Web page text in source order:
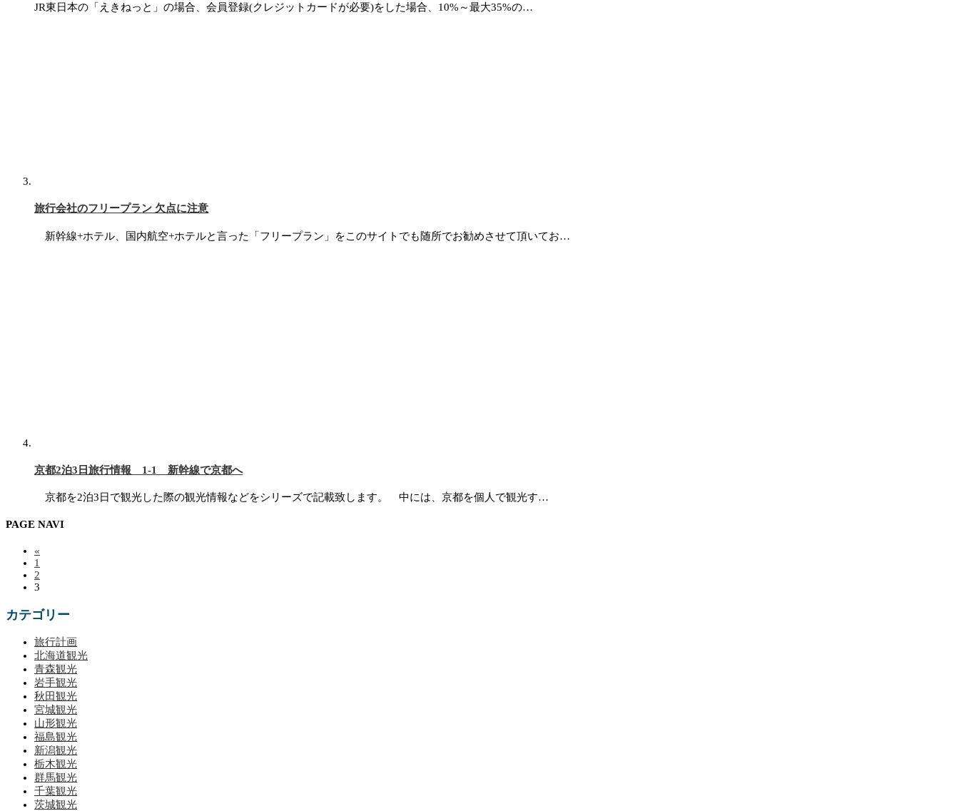
JR東日本の「えきねっと」の場合、会員登録(クレジットカードが必要)をした場合、10%～最大35%の…
旅行会社のフリープラン 欠点に注意
新幹線+ホテル、国内航空+ホテルと言った「フリープラン」をこのサイトでも随所でお勧めさせて頂いてお…
京都2泊3日旅行情報 1-1 新幹線で京都へ
京都を2泊3日で観光した際の観光情報などをシリーズで記載致します。 中には、京都を個人で観光す…
PAGE NAVI
«
1
2
3
カテゴリー
旅行計画
北海道観光
青森観光
岩手観光
秋田観光
宮城観光
山形観光
福島観光
新潟観光
栃木観光
群馬観光
千葉観光
茨城観光